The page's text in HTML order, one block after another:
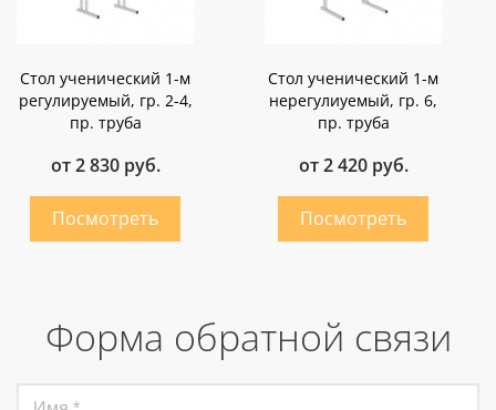
Стол ученический 1-м
регулируемый, гр. 2-4,
пр. труба
от 2 830 руб.
Стол ученический 1-м
нерегулиуемый, гр. 6,
пр. труба
от 2 420 руб.
Форма обратной связи